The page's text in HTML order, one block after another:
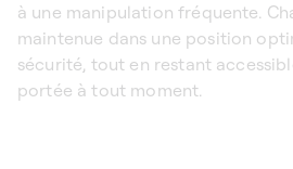
à une manipulation fréquente.
maintenue dans une position
sécurité, tout en restant
portée à tout moment.